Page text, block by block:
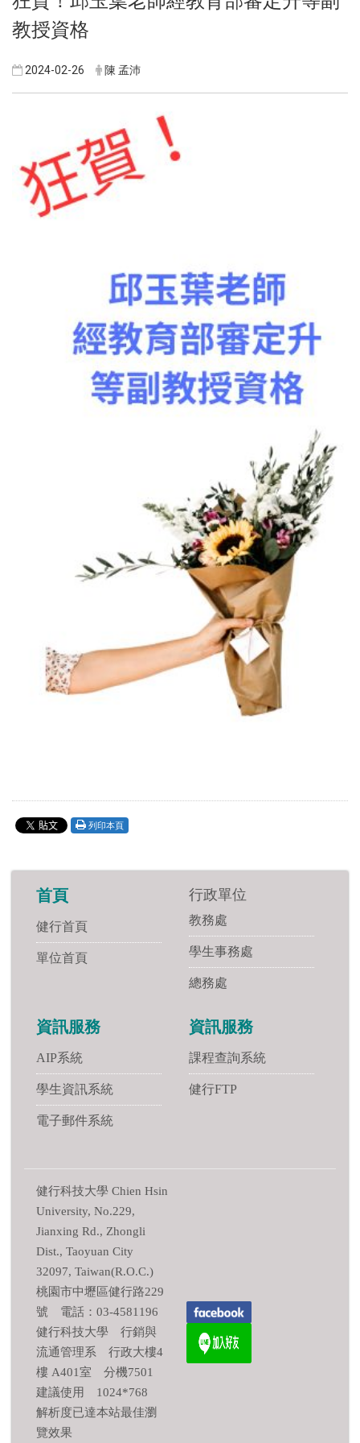
教授資格
2024-02-26 陳 孟沛
列印本頁
首頁
健行首頁
單位首頁
行政單位
教務處
學生事務處
總務處
資訊服務
AIP系統
學生資訊系統
電子郵件系統
資訊服務
課程查詢系統
健行FTP
健行科技大學 Chien Hsin
University, No.229,
Jianxing Rd., Zhongli
Dist., Taoyuan City
32097, Taiwan(R.O.C.)
桃園市中壢區健行路229
號 電話：03-4581196
健行科技大學 行銷與
流通管理系 行政大樓4
樓 A401室 分機7501
建議使用 1024*768
解析度已達本站最佳瀏
覽效果